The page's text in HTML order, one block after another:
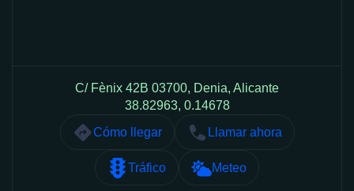
C/ Fènix 42B 03700, Denia, Alicante
38.82963, 0.14678
Cómo llegar
Llamar ahora
Tráfico Meteo